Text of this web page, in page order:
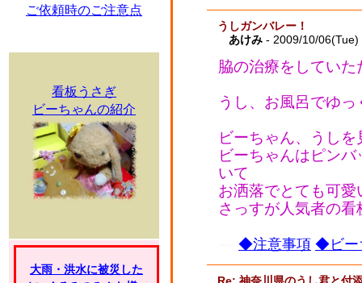
ご依頼時のご注意点
看板うさぎ
ビーちゃんの紹介
大雨・洪水に被災した
うしガンバレー！
あけみ - 2009/10/
脇の治療をしてい
うし、お風呂でゆ
ビーちゃん、うし
ビーちゃんはピン
いて
お洒落でとても可愛
さっすが人気者の
◆注意事項 ◆ビー